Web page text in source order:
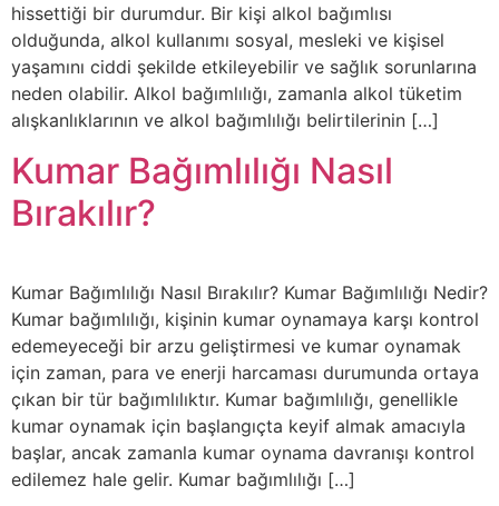
hissettiği bir durumdur. Bir kişi alkol bağımlısı
olduğunda, alkol kullanımı sosyal, mesleki ve kişisel
yaşamını ciddi şekilde etkileyebilir ve sağlık sorunlarına
neden olabilir. Alkol bağımlılığı, zamanla alkol tüketim
alışkanlıklarının ve alkol bağımlılığı belirtilerinin […]
Kumar Bağımlılığı Nasıl
Bırakılır?
Kumar Bağımlılığı Nasıl Bırakılır? Kumar Bağımlılığı Nedir?
Kumar bağımlılığı, kişinin kumar oynamaya karşı kontrol
edemeyeceği bir arzu geliştirmesi ve kumar oynamak
için zaman, para ve enerji harcaması durumunda ortaya
çıkan bir tür bağımlılıktır. Kumar bağımlılığı, genellikle
kumar oynamak için başlangıçta keyif almak amacıyla
başlar, ancak zamanla kumar oynama davranışı kontrol
edilemez hale gelir. Kumar bağımlılığı […]